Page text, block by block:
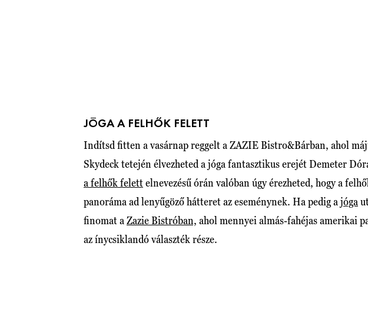
JÓGA A FELHŐK FELETT
Indítsd fitten a vasárnap reggelt a ZAZIE Bistro&Bárban, ahol
Skydeck tetején élvezheted a jóga fantasztikus erejét Demeter
a felhők felettelnevezésű órán valóban úgy érezheted, hogy a
panoráma ad lenyűgöző hátteret az eseménynek. Ha pedig ajóga
finomat aZazie Bistróban, ahol mennyei almás-fahéjas amerikai
az ínycsiklandó választék része.